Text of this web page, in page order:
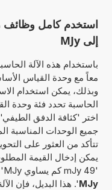
إلى MJy
باستخدام هذه الآلة
وبذلك، يمكن استخدام
الحاسبة تحدد فئة وحدة
اختر 'كثافة الدفق
جميع الوحدات المناسبة
تتأكد من العثور على
'49 mJy كم يساوي MJy' أو '7
MJy'. هذا البديل، فإن